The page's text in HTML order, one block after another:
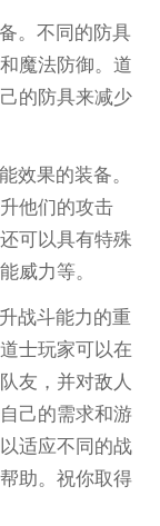
。不同的防具
魔法防御。道
的防具来减少
效果的装备。
他们的攻击
可以具有特殊
威力等。
战斗能力的重
士玩家可以在
友，并对敌人
己的需求和游
适应不同的战
助。祝你取得